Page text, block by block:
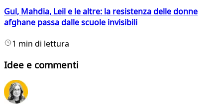
Gul, Mahdia, Leil e le altre: la resistenza delle donne
afghane passa dalle scuole invisibili
1 min di lettura
Idee e commenti